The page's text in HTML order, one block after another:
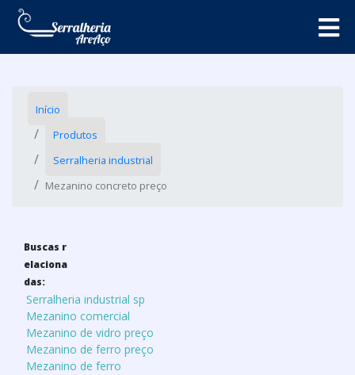
Início
Produtos
Serralheria industrial
Mezanino concreto preço
Buscas r
elaciona
das:
Serralheria industrial sp
Mezanino comercial
Mezanino de vidro preço
Mezanino de ferro preço
Mezanino de ferro